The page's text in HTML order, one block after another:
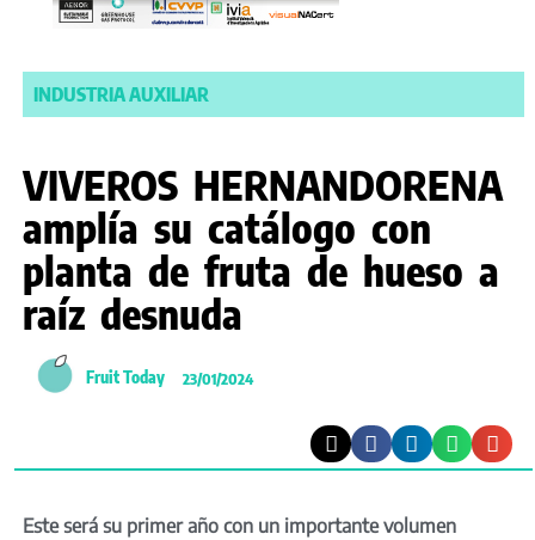
INDUSTRIA AUXILIAR
VIVEROS HERNANDORENA
amplía su catálogo con
planta de fruta de hueso a
raíz desnuda
Fruit Today 23/01/2024
Este será su primer año con un importante volumen